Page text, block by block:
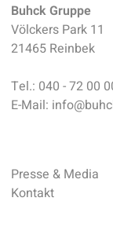
Buhck Gruppe
Völckers Park 11
21465 Reinbek
Tel.: 040 - 72 00
E-Mail: info@
Presse & Media
Kontakt